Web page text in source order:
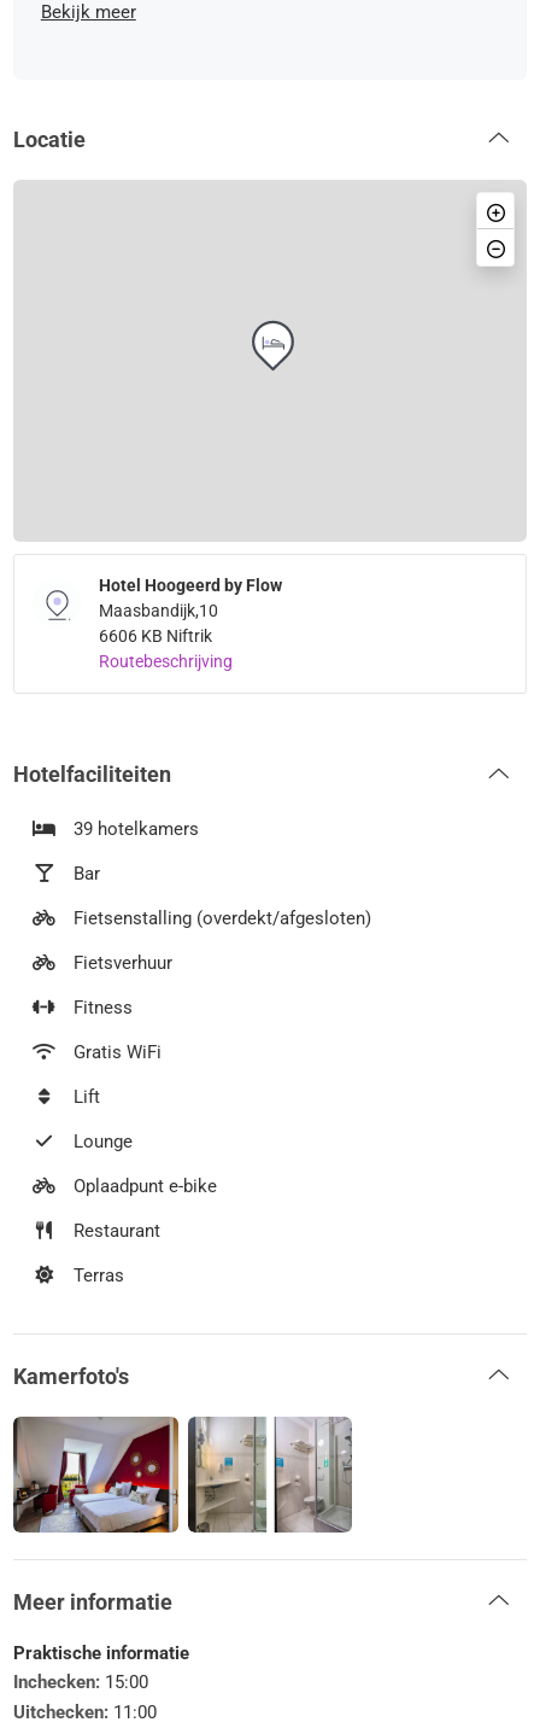
Bekijk meer
Locatie
Hotel Hoogeerd by Flow
Maasbandijk,10
6606 KB Niftrik
Routebeschrijving
Hotelfaciliteiten
39 hotelkamers
Bar
Fietsenstalling (overdekt/afgesloten)
Fietsverhuur
Fitness
Gratis WiFi
Lift
Lounge
Oplaadpunt e-bike
Restaurant
Terras
Kamerfoto's
Meer informatie
Praktische informatie
Inchecken: 15:00
Uitchecken: 11:00